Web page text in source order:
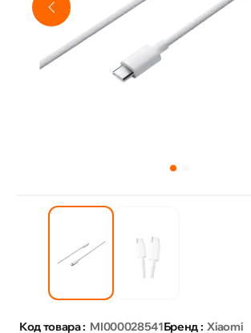
Код товара : MI000028541Бренд : Xiaomi